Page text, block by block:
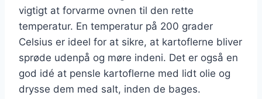
vigtigt at forvarme ovnen til den rette
temperatur. En temperatur på 200 grader
Celsius er ideel for at sikre, at kartoflerne bliver
sprøde udenpå og møre indeni. Det er også en
god idé at pensle kartoflerne med lidt olie og
drysse dem med salt, inden de bages.